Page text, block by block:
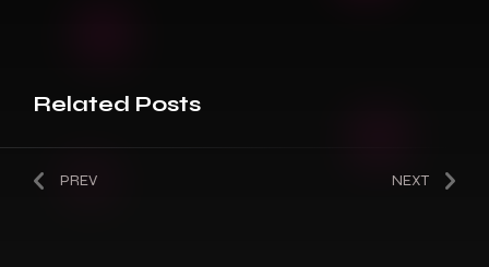
Related Posts
PREV NEXT